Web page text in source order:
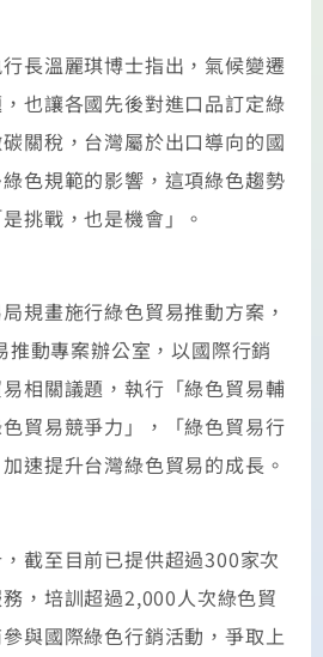
溫麗琪博士指出，氣候變遷
也讓各國先後對進口品訂定綠
關稅，台灣屬於出口導向的國
色規範的影響，這項綠色趨勢
挑戰，也是機會」。
畫施行綠色貿易推動方案，
動專案辦公室，以國際行銷
相關議題，執行「綠色貿易輔
貿易競爭力」，「綠色貿易行
速提升台灣綠色貿易的成長。
至目前已提供超過300家次
，培訓超過2,000人次綠色貿
與國際綠色行銷活動，爭取上